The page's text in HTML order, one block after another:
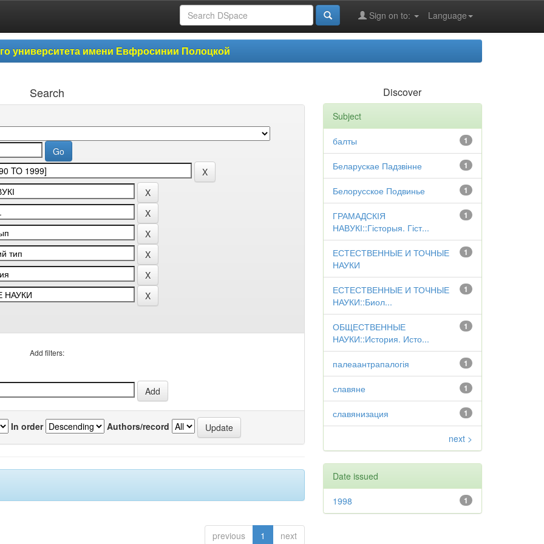
Language
Sign on to:
университета имени Евфросинии Полоцкой
Search
Add filters:
In order Authors/record
previous 1 next
Discover
Subject
1
балты
1
Беларускае Падзвінне
1
Белорусское Подвинье
1
ГРАМАДСКІЯ
НАВУКІ::Гісторыя. Гіст...
1
ЕСТЕСТВЕННЫЕ И ТОЧНЫЕ
НАУКИ
1
ЕСТЕСТВЕННЫЕ И ТОЧНЫЕ
НАУКИ::Биол...
1
ОБЩЕСТВЕННЫЕ
НАУКИ::История. Исто...
1
палеаантрапалогія
1
славяне
1
славянизация
next >
Date issued
1
1998